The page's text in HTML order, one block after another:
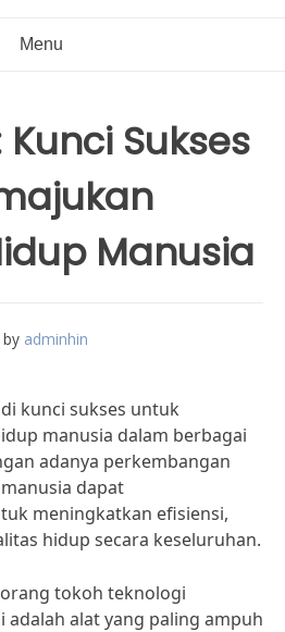
Menu
Sukses
Manusia
by adminhin
kunci sukses untuk
manusia dalam berbagai
adanya perkembangan
dapat
meningkatkan efisiensi,
hidup secara keseluruhan.
tokoh teknologi
adalah alat yang paling ampuh